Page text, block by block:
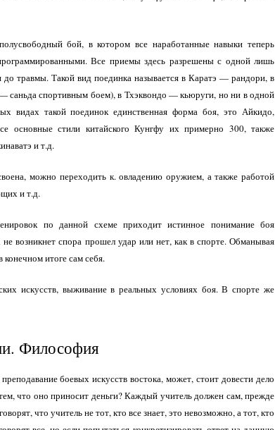
бой, в котором все наработанные навыки теперь
Все приемы здесь разрешены с одной лишь
до травмы. Такой вид поединка называется в Каратэ — рандори, в
спортивным боем), в Тхэквондо — кьюруги, но ни в одной
видах такой поединок единственная форма боя, это Айкидо,
основные стили китайского Кунгфу их примерно 300, также
и т.д.
можно переходить к. овладению оружием, а также работой
и т.д.
по данной схеме приходит истинное понимание боя
не возникнет спора прошел удар или нет, как в спорте. Обманывая
итоге сам себя.
искусств, выживание в реальных условиях боя. В спорте же
Философия
боевых искусств востока, может, стоит довести дело
что оно приносит деньги? Каждый учитель должен сам, прежде
что учитель не тот, кто все знает, это невозможно, а тот, кто